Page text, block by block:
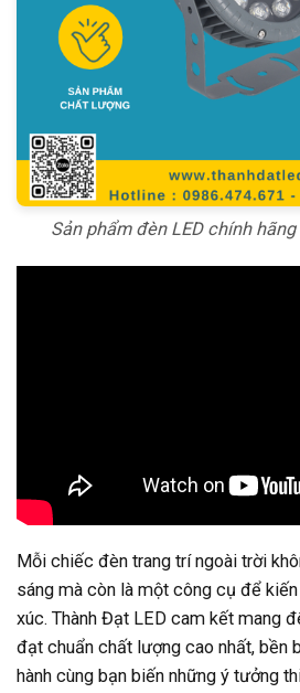
Sản phẩm đèn LED chính
Mỗi chiếc đèn trang trí ngoài trời
sáng mà còn là một công cụ để
xúc. Thành Đạt LED cam kết mang
đạt chuẩn chất lượng cao nhất, bền
hành cùng bạn biến những ý tưởng